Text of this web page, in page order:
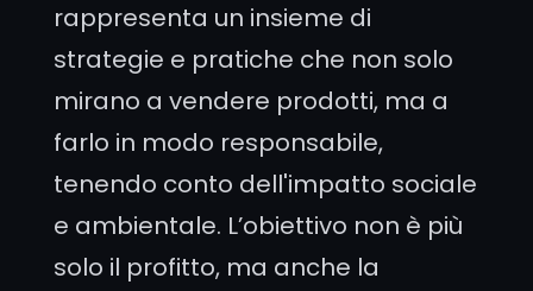
rappresenta un insieme di
strategie e pratiche che non solo
mirano a vendere prodotti, ma a
farlo in modo responsabile,
tenendo conto dell'impatto sociale
e ambientale. L’obiettivo non è più
solo il profitto, ma anche la